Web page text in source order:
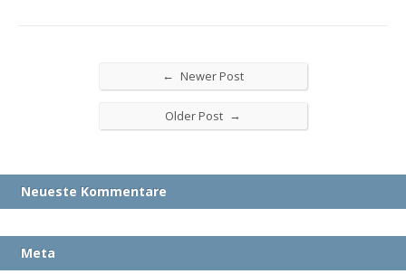
← Newer Post
Older Post →
Neueste Kommentare
Meta